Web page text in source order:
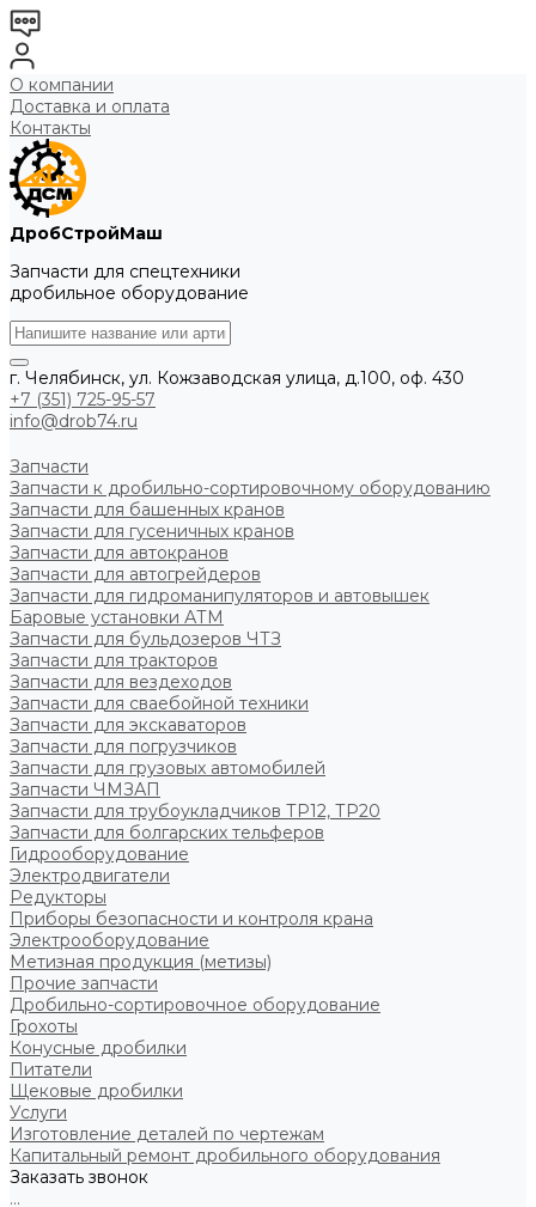
О компании
Доставка и оплата
Контакты
ДробСтройМаш
Запчасти для спецтехники
дробильное оборудование
г. Челябинск, ул. Кожзаводская улица, д.100, оф. 430
+7 (351) 725-95-57
info@drob74.ru
Запчасти
Запчасти к дробильно-сортировочному оборудованию
Запчасти для башенных кранов
Запчасти для гусеничных кранов
Запчасти для автокранов
Запчасти для автогрейдеров
Запчасти для гидроманипуляторов и автовышек
Баровые установки АТМ
Запчасти для бульдозеров ЧТЗ
Запчасти для тракторов
Запчасти для вездеходов
Запчасти для сваебойной техники
Запчасти для экскаваторов
Запчасти для погрузчиков
Запчасти для грузовых автомобилей
Запчасти ЧМЗАП
Запчасти для трубоукладчиков ТР12, ТР20
Запчасти для болгарских тельферов
Гидрооборудование
Электродвигатели
Редукторы
Приборы безопасности и контроля крана
Электрооборудование
Метизная продукция (метизы)
Прочие запчасти
Дробильно-сортировочное оборудование
Грохоты
Конусные дробилки
Питатели
Щековые дробилки
Услуги
Изготовление деталей по чертежам
Капитальный ремонт дробильного оборудования
Заказать звонок
...